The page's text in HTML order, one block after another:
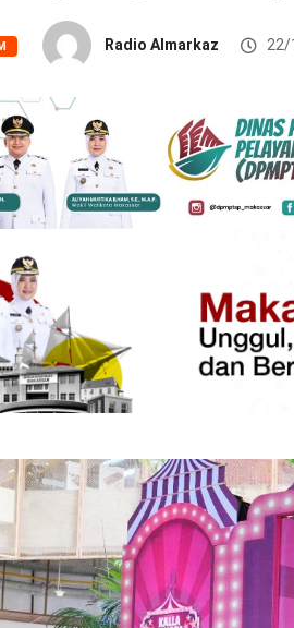
Radio Almarkaz 22/